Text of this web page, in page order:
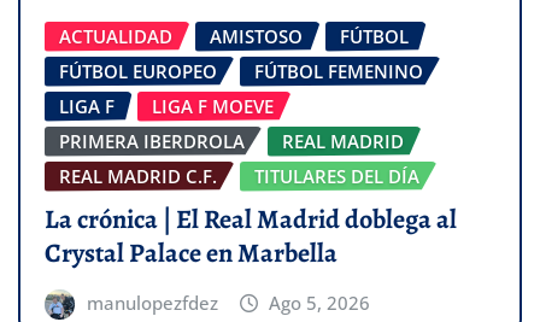
ACTUALIDAD AMISTOSO
FÚTBOL
FÚTBOL EUROPEO
FÚTBOL FEMENINO
LIGA F
LIGA F MOEVE
PRIMERA IBERDROLA
REAL MADRID
REAL MADRID C.F.
TITULARES DEL DÍA
La crónica | El Real Madrid doblega al
Crystal Palace en Marbella
manulopezfdez Ago 5, 2026